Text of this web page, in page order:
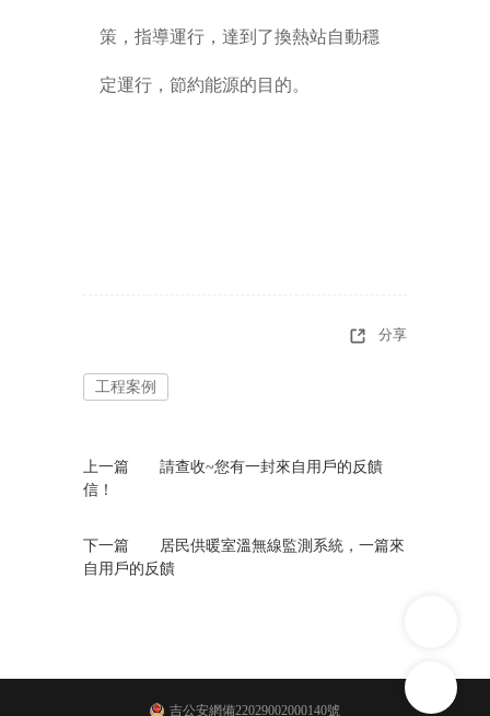
策，指導運行，達到了換熱站自動穩
定運行，節約能源的目的。
分享
工程案例
上一篇
請查收~您有一封來自用戶的反饋
信！
下一篇
居民供暖室溫無線監測系統，一篇來
自用戶的反饋
吉公安網備22029002000140號